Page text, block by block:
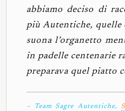
abbiamo deciso di
più Autentiche, quelle
suona l’organetto
in padelle centenarie
preparava quel piatto
– Team Sagre Autentiche,